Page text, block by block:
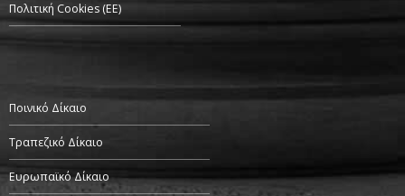
Πολιτική Cookies (ΕΕ)
Ποινικό Δίκαιο
Τραπεζικό Δίκαιο
Ευρωπαϊκό Δίκαιο